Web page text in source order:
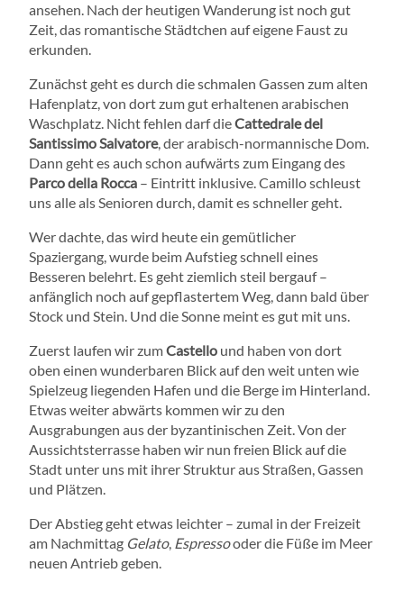
ansehen. Nach der heutigen Wanderung ist noch gut
Zeit, das romantische Städtchen auf eigene Faust zu
erkunden.
Zunächst geht es durch die schmalen Gassen zum alten
Hafenplatz, von dort zum gut erhaltenen arabischen
Waschplatz. Nicht fehlen darf dieCattedrale del
Santissimo Salvatore, der arabisch-normannische Dom.
Dann geht es auch schon aufwärts zum Eingang des
Parco della Rocca – Eintritt inklusive. Camillo schleust
uns alle als Senioren durch, damit es schneller geht.
Wer dachte, das wird heute ein gemütlicher
Spaziergang, wurde beim Aufstieg schnell eines
Besseren belehrt. Es geht ziemlich steil bergauf –
anfänglich noch auf gepflastertem Weg, dann bald über
Stock und Stein. Und die Sonne meint es gut mit uns.
Zuerst laufen wir zumCastello und haben von dort
oben einen wunderbaren Blick auf den weit unten wie
Spielzeug liegenden Hafen und die Berge im Hinterland.
Etwas weiter abwärts kommen wir zu den
Ausgrabungen aus der byzantinischen Zeit. Von der
Aussichtsterrasse haben wir nun freien Blick auf die
Stadt unter uns mit ihrer Struktur aus Straßen, Gassen
und Plätzen.
Der Abstieg geht etwas leichter – zumal in der Freizeit
am Nachmittag Gelato, Espressooder die Füße im Meer
neuen Antrieb geben.